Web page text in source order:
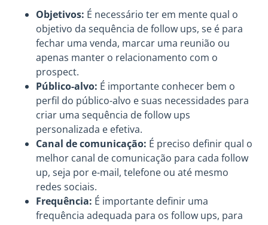
Objetivos: É necessário ter em mente qual o
objetivo da sequência de follow ups, se é para
fechar uma venda, marcar uma reunião ou
apenas manter o relacionamento com o
prospect.
Público-alvo: É importante conhecer bem o
perfil do público-alvo e suas necessidades para
criar uma sequência de follow ups
personalizada e efetiva.
Canal de comunicação: É preciso definir qual o
melhor canal de comunicação para cada follow
up, seja por e-mail, telefone ou até mesmo
redes sociais.
Frequência: É importante definir uma
frequência adequada para os follow ups, para